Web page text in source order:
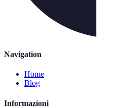
Navigation
Home
Blog
Informazioni